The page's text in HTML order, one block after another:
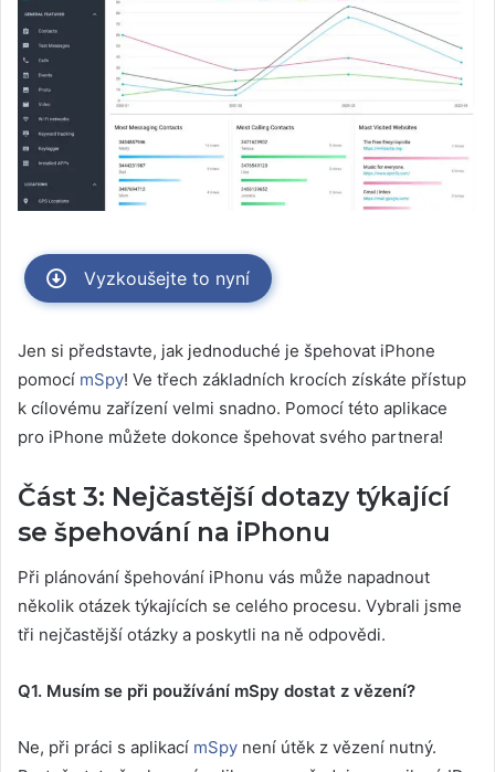
Vyzkoušejte to nyní
Jen si představte, jak jednoduché je špehovat iPhone
pomocí mSpy! Ve třech základních krocích získáte přístup
k cílovému zařízení velmi snadno. Pomocí této aplikace
pro iPhone můžete dokonce špehovat svého partnera!
Část 3: Nejčastější dotazy týkající
se špehování na iPhonu
Při plánování špehování iPhonu vás může napadnout
několik otázek týkajících se celého procesu. Vybrali jsme
tři nejčastější otázky a poskytli na ně odpovědi.
Q1. Musím se při používání mSpy dostat z vězení?
Ne, při práci s aplikací mSpy není útěk z vězení nutný.